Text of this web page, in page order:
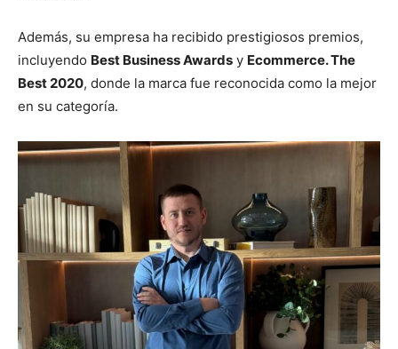
Además, su empresa ha recibido prestigiosos premios,
incluyendo Best Business Awards y Ecommerce. The
Best 2020, donde la marca fue reconocida como la mejor
en su categoría.